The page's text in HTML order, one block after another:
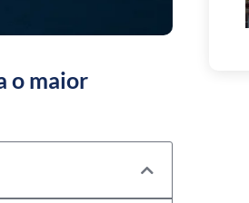
o maior